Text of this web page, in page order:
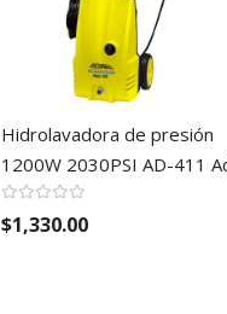
Hidrolavadora de presión
1200W 2030PSI AD-411
$1,330.00